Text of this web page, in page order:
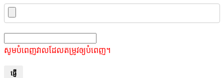
សូមបំពេញវាលដែលតម្រូវឲ្យបំពេញ។
ផ្ញើ